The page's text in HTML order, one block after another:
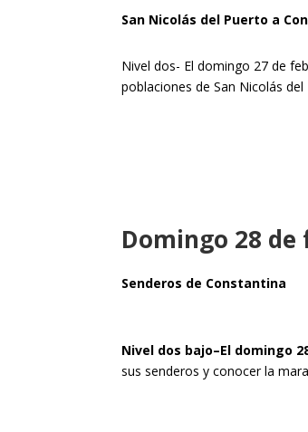
San Nicolás del Puerto a
Nivel dos- El domingo 27 de
poblaciones de San Nicolás
Domingo 28 de
Senderos de Constantina
Nivel dos bajo–El domingo
sus senderos y conocer la